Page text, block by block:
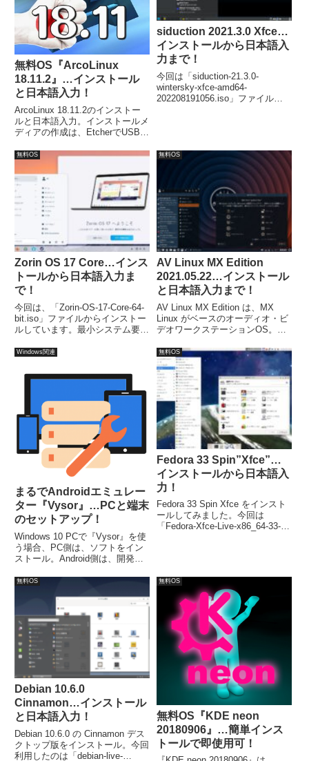
無料OS『ArcoLinux
18.11.2』…インストール
と日本語入力！
ArcoLinux 18.11.2のインストー
ルと日本語入力。インストールメ
ディアの作成は、EtcherでUSBメ
ールは簡単で、言語の設定とユー
本語入力設定は、コマンドです
が、Ubuntuなみに簡単。
siduction 2021.3.0 Xfce…
インストールから日本語入
力まで！
今回は「siduction-21.3.0-
wintersky-xfce-amd64-
202208191056.iso」ファイルを
無料OS
Zorin OS 17 Core…インス
トールから日本語入力ま
で！
今回は、「Zorin-OS-17-Core-64-
bit.iso」ファイルからインストー
ルしています。最小システム要件
なっています。
無料OS
AV Linux MX Edition
2021.05.22…インストール
と日本語入力まで！
AV Linux MX Edition は、MX
Linux がベースのオーディオ・ビ
デオワークステーションOS。今
MXE-2021.05.22-xfce4-openbox-
amd64.iso」ファイルからになり
ます。
Windows関連
まるでAndroidエミュレー
ター『Vysor』…PCと端末
のセットアップ！
Windows 10 PCで『Vysor』を使
う場合、PC側は、ソフトをイン
ストール。Android側は、開発者
モードの設定。USBケーブルで
と、設定画面が現れミラーリング
が可能になります。
無料OS
Fedora 33 Spin”Xfce”…
インストールから日本語入
力！
Fedora 33 Spin Xfce をインスト
ールしてみました。今回は
「Fedora-Xfce-Live-x86_64-33-
無料OS
Debian 10.6.0
Cinnamon…インストール
と日本語入力！
Debian 10.6.0 の Cinnamon デス
クトップ版をインストール。今回
利用したのは「debian-live-
無料OS
無料OS『KDE neon
20180906』…簡単インス
トールで即使用可！